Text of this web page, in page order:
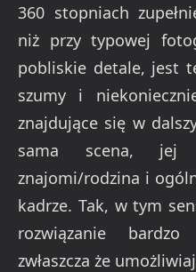
360 stopniach
niż przy typowej
pobliskie detale, jest
szumy i
znajdujące się w
sama scena, jej
znajomi/rodzina i
kadrze. Tak, w tym
rozwiązanie bardzo
zwłaszcza że